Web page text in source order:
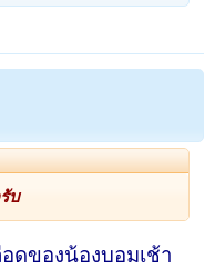
บ
ดของน้องบอมเช้า